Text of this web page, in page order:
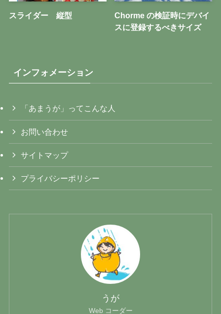
スライダー 縦型
Chorme の検証時にデバイ
スに登録するべきサイズ
インフォメーション
「あまうが」ってこんな人
お問い合わせ
サイトマップ
プライバシーポリシー
うが
Web コーダー